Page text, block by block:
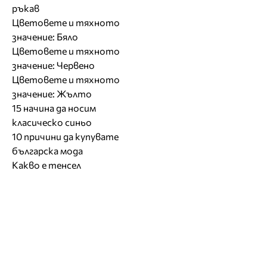
ръкав
Цветовете и тяхното
значение: Бяло
Цветовете и тяхното
значение: Червено
Цветовете и тяхното
значение: Жълто
15 начина да носим
класическо синьо
10 причини да купувате
българска мода
Какво е тенсел